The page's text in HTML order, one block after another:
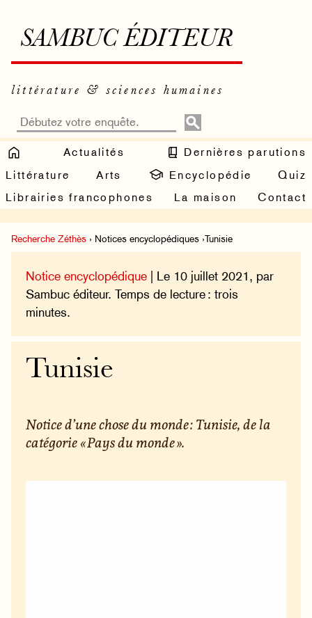
SAMBUC ÉDITEUR
littérature & sciences humaines
Actualités
Dernières parutions
Littérature
Arts Encyclopédie
Quiz
Librairies francophones
La maison Contact
Recherche Zéthès › Notices encyclopédiques ›Tunisie
Notice encyclopédique | Le 10 juillet 2021, par
Sambuc éditeur. Temps de lecture : trois
minutes.
Tunisie
Notice d’une chose du monde : Tunisie, de la
catégorie « Pays du monde ».